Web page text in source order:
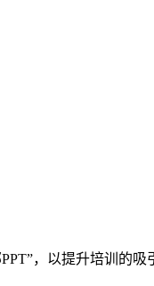
，以提升培训的